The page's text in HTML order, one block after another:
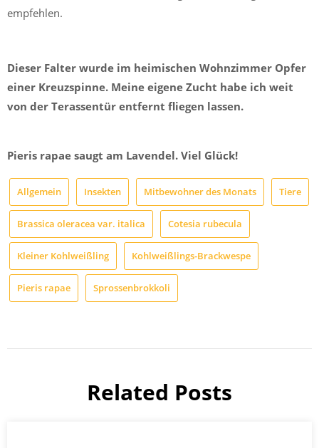
empfehlen.
Dieser Falter wurde im heimischen Wohnzimmer Opfer
einer Kreuzspinne. Meine eigene Zucht habe ich weit
von der Terassentür entfernt fliegen lassen.
Pieris rapae saugt am Lavendel. Viel Glück!
Allgemein Insekten Mitbewohner des Monats Tiere
Brassica oleracea var. italica Cotesia rubecula
Kleiner Kohlweißling Kohlweißlings-Brackwespe
Pieris rapae Sprossenbrokkoli
Related Posts